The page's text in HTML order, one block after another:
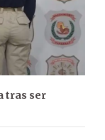
tras ser